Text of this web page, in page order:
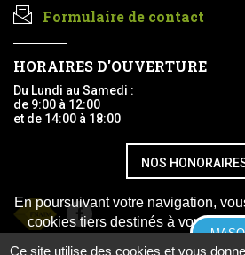
En poursuivant votre navigation,
cookies tiers destinés à vous
Formulaire de contact
HORAIRES D'OUVERTURE
Du Lundi au Samedi :
de 9:00 à 12:00
et de 14:00 à 18:00
NOS
Facebook
Ce site utilise des cookies et vous